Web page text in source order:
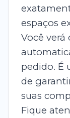
espaços
Você
pedido. É
de
suas
Fique